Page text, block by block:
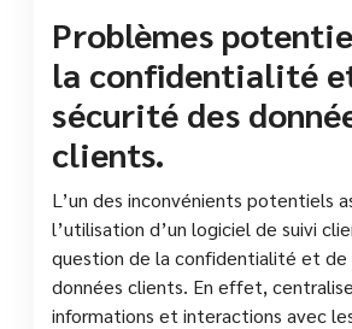
Problèmes
la confidentialité
sécurité des
clients.
L’un des inconvénients potentiels
l’utilisation d’un logiciel de suivi
question de la confidentialité et de
données clients. En effet,
informations et interactions avec